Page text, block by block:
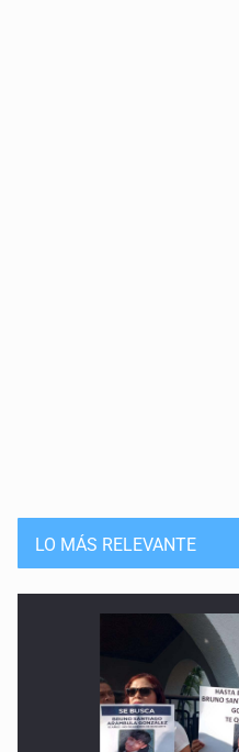
LO MÁS RELEVANTE